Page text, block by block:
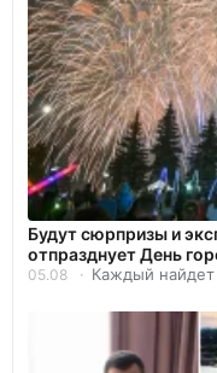
Будут сюрпризы и
отпразднует День
05.08 Каждый найдет